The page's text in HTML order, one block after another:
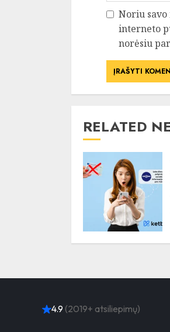
Noriu
interneto
norėsiu
RELATED
4.9 (2019+ atsiliepimų)